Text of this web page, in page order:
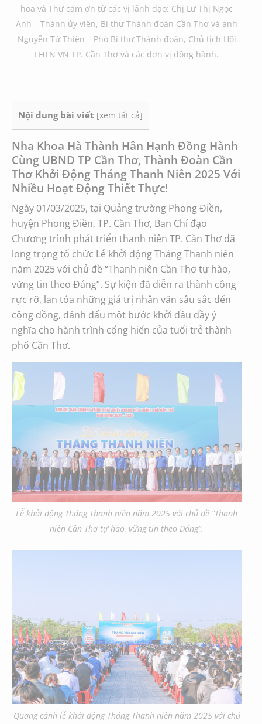
hoa và Thư cảm ơn từ các vị lãnh đạo: Chị Lư Thị Ngọc
Anh – Thành ủy viên, Bí thư Thành đoàn Cần Thơ và anh
Nguyễn Tứ Thiên – Phó Bí thư Thành đoàn, Chủ tịch Hội
LHTN VN TP. Cần Thơ và các đơn vị đồng hành.
Nội dung bài viết [xem tất cả]
Nha Khoa Hà Thành Hân Hạnh Đồng Hành
Cùng UBND TP Cần Thơ, Thành Đoàn Cần
Thơ Khởi Động Tháng Thanh Niên 2025 Với
Nhiều Hoạt Động Thiết Thực!
Ngày 01/03/2025, tại Quảng trường Phong Điền,
huyện Phong Điền, TP. Cần Thơ, Ban Chỉ đạo
Chương trình phát triển thanh niên TP. Cần Thơ đã
long trọng tổ chức Lễ khởi động Tháng Thanh niên
năm 2025 với chủ đề “Thanh niên Cần Thơ tự hào,
vững tin theo Đảng”. Sự kiện đã diễn ra thành công
rực rỡ, lan tỏa những giá trị nhân văn sâu sắc đến
cộng đồng, đánh dấu một bước khởi đầu đầy ý
nghĩa cho hành trình cống hiến của tuổi trẻ thành
phố Cần Thơ.
Lễ khởi động Tháng Thanh niên năm 2025 với chủ đề “Thanh
niên Cần Thơ tự hào, vững tin theo Đảng”.
Quang cảnh lễ khởi động Tháng Thanh niên năm 2025 với chủ